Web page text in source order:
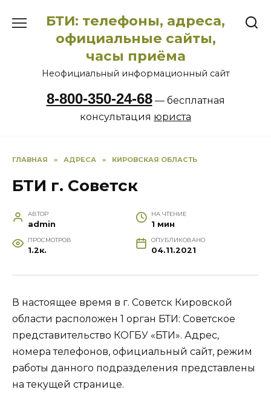
содержанию
БТИ: телефоны, адреса,
официальные сайты,
часы приёма
Неофициальный информационный сайт
8-800-350-24-68— бесплатная
консультация юриста
ГЛАВНАЯ » АДРЕСА » КИРОВСКАЯ ОБЛАСТЬ
БТИ г. Советск
АВТОР
admin
НА ЧТЕНИЕ
1 мин
ПРОСМОТРОВ
1.2к.
ОПУБЛИКОВАНО
04.11.2021
В настоящее время в г. Советск Кировской
области расположен 1 орган БТИ: Советское
представительство КОГБУ «БТИ». Адрес,
номера телефонов, официальный сайт, режим
работы данного подразделения представлены
на текущей странице.